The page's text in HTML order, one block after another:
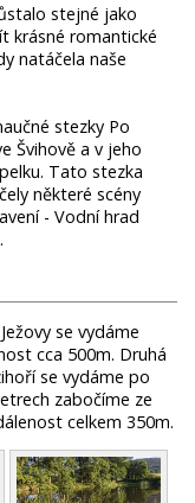
stejné jako
krásné romantické
natáčela naše
stezky Po
Švihově a v jeho
Tato stezka
některé scény
- Vodní hrad
se vydáme
cca 500m. Druhá
se vydáme po
zabočíme ze
celkem 350m.